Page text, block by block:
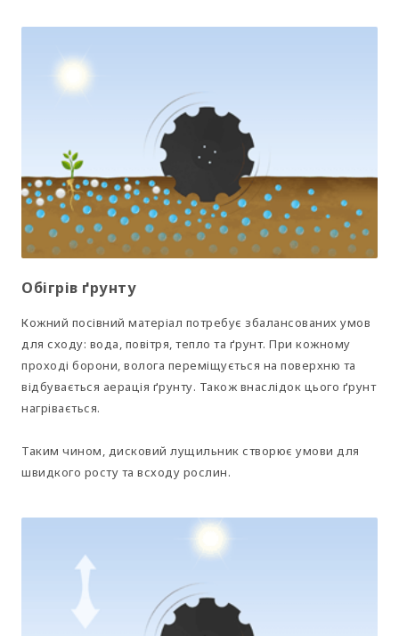
Обігрів ґрунту
Кожний посівний матеріал потребує збалансованих умов
для сходу: вода, повітря, тепло та ґрунт. При кожному
проході борони, волога переміщується на поверхню та
відбувається аерація ґрунту. Також внаслідок цього ґрунт
нагрівається.
Таким чином, дисковий лущильник створює умови для
швидкого росту та всходу рослин.